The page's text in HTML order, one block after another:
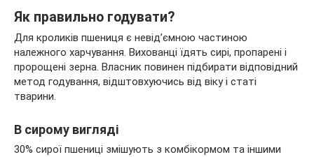
Як правильно годувати?
Для кроликів пшениця є невід’ємною частиною
належного харчування. Вихованці їдять сирі, пропарені і
пророщені зерна. Власник повинен підбирати відповідний
метод годування, відштовхуючись від віку і статі
тварини.
В сирому вигляді
30% сирої пшениці змішують з комбікормом та іншими